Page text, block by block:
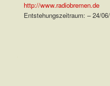
http://www.radiobremen.de
Entstehungszeitraum: – 24/